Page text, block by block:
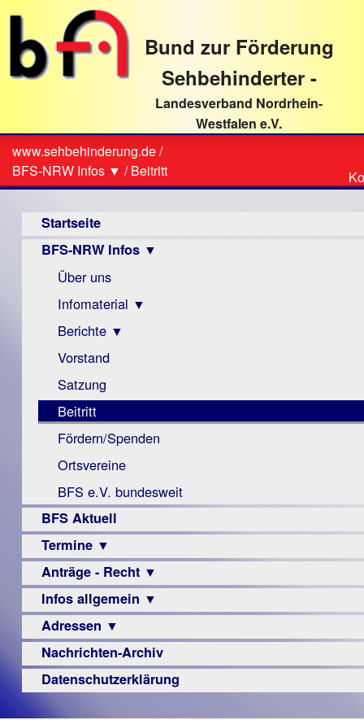
direkt
Textinhalt
Bund zur Förderung
Sehbehinderter -
Landesverband Nordrhein-
Westfalen e.V.
Sie
sind
hier
www.sehbehinderung.de/
BFS-NRW Infos ▼ /Beitritt
Startseite
BFS-NRW Infos ▼
Über uns
Infomaterial ▼
Visus
Zeitschrift
Monokular
Mac
Instagram-
Links
Berichte ▼
Archiv
Berichte
Vorstand
Satzung
Beitritt
Fördern/Spenden
Ortsvereine
BFS e.V. bundesweit
BFS Aktuell
Termine ▼
Veranstaltungsprogramme
Anträge - Recht ▼
Archiv
Urteile
Infos allgemein ▼
Sehbehinderung
Frühförderung
Schule
Adressen ▼
Augenoptiker
Berufsbildungswerke
Nachrichten-Archiv
Datenschutzerklärung